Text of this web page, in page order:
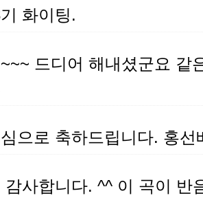
화이팅.
드디어 해내셨군요 같
으로 축하드립니다. 홍선
감사합니다. ^^ 이 곡이 반